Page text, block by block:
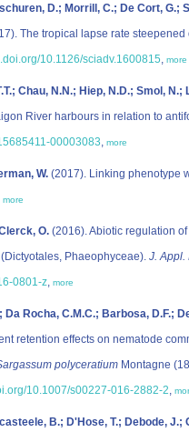
D.; Morrill, C.; De Cort, G.;
The tropical lapse rate
10.1126/sciadv.1600815, more
Chau, N.N.; Hiep, N.D.; Smol,
River harbours in relation to
00003083, more
W. (2017). Linking phenotype
more
O. (2016). Abiotic regulation
Phaeophyceae). J. Appl.
0801-z, more
Rocha, C.M.C.; Barbosa, D.F.;
retention effects on nematode
polyceratium Montagne
10.1007/s00227-016-2882-2,
B.; D'Hose, T.; Debode, J.;